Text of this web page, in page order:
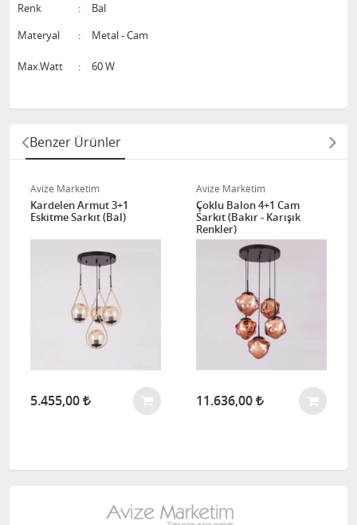
Renk
:
Bal
Materyal
: Metal - Cam
Max.Watt : 60 W
Benzer Ürünler
Avize Marketim
Kardelen Armut 3+1
Eskitme Sarkıt (Bal)
5.455,00
Avize Marketim
Çoklu Balon 4+1 Cam
Sarkıt (Bakır - Karışık
Renkler)
11.636,00